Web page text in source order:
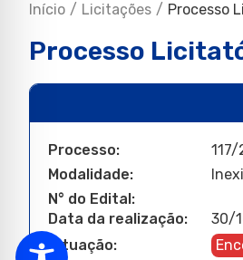
Início / Licitações / Processo
Processo
Processo:
Modalidade:
N° do Edital:
Data da realização:
30/
Situação: